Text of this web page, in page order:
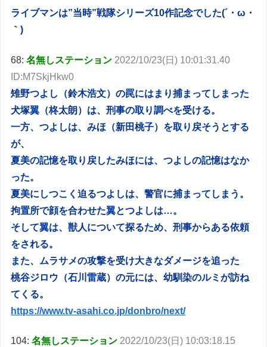
ライブマンは”当時”戦隊シリーズ10作記念でした(´・ω・
｀)
68:名無しステーション 2022/10/23(日) 10:01:31.40
ID:M7SkjHkw0
雉野つよし（鈴木浩文）の罠にはまり捕まってしまった
犬塚翼（柊太朗）は、刑事の取り調べを受ける。
一方、つよしは、みほ（新田桃子）を取り戻そうとする
が、
夏美の記憶を取り戻したみほには、つよしの記憶はなか
った。
夏美にしつこく迫るつよしは、警官に捕まってしまう。
拘置所で顔を合わせた翼とつよしは…。
そして翼は、獣人について探るため、刑事からある依頼
をされる。
また、ムラサメの攻撃を受け大きなダメージを追った
桃谷ジロウ（石川雷蔵）の元には、幼馴染のルミが訪ね
てくる。
https://www.tv-asahi.co.jp/donbro/next/
104:名無しステーション 2022/10/23(日) 10:03:18.15